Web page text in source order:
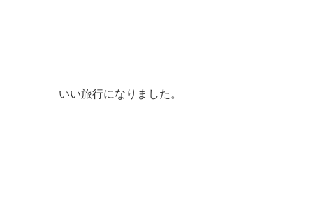
いい旅行になりました。